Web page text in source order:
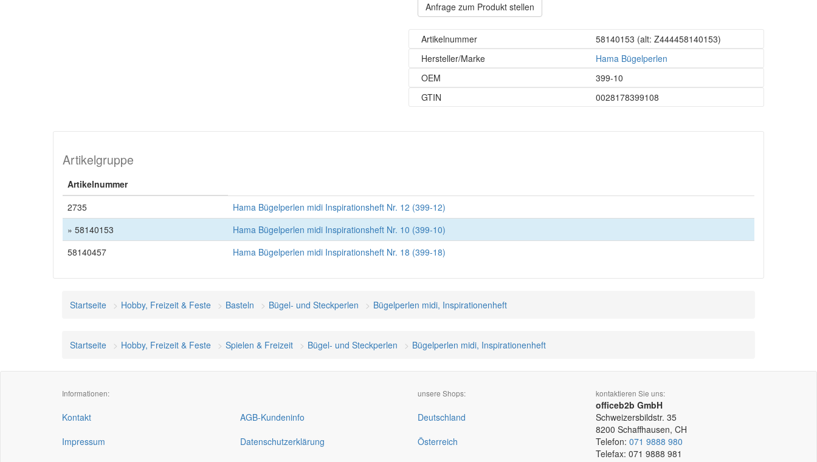
Anfrage zum Produkt stellen
Artikelnummer 58140153 (alt: Z444458140153)
Hersteller/Marke
Hama Bügelperlen
OEM
399-10
GTIN
0028178399108
Artikelgruppe
Artikelnummer
2735
Hama Bügelperlen midi Inspirationsheft Nr. 12 (399-12)
» 58140153
Hama Bügelperlen midi Inspirationsheft Nr. 10 (399-10)
58140457
Hama Bügelperlen midi Inspirationsheft Nr. 18 (399-18)
Startseite Hobby, Freizeit & Feste Basteln Bügel- und Steckperlen Bügelperlen midi, Inspirationenheft
Startseite Hobby, Freizeit & Feste Spielen & Freizeit Bügel- und Steckperlen Bügelperlen midi, Inspirationenheft
Informationen:
Kontakt
Impressum
AGB-Kundeninfo
Datenschutzerklärung
unsere Shops:
Deutschland
Österreich
kontaktieren Sie uns:
officeb2b GmbH
Schweizersbildstr. 35
8200 Schaffhausen, CH
Telefon: 071 9888 980
Telefax: 071 9888 981